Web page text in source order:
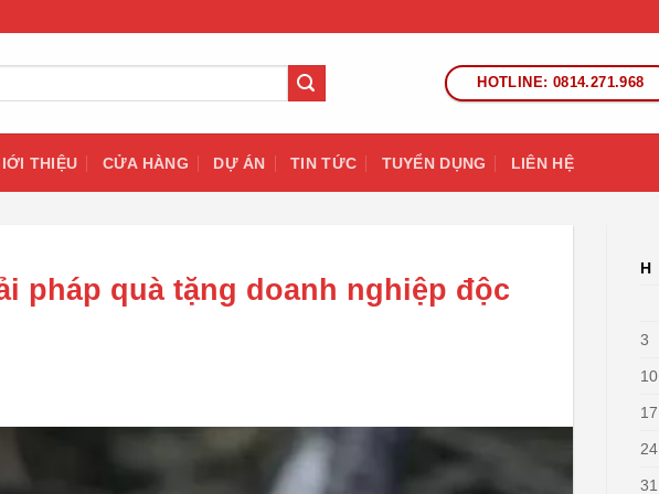
HOTLINE: 0814.271.968
THIỆU CỬA HÀNG DỰ ÁN TIN TỨC TUYỂN DỤNG LIÊN HỆ
pháp quà tặng doanh nghiệp độc
H
3
10
17
24
31